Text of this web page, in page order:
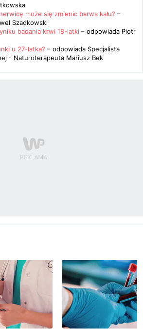
może się zmienic barwa kału? –
Szadkowski
badania krwi 18-latki – odpowiada Piotr
u 27-latka? – odpowiada Specjalista
- Naturoterapeuta Mariusz Bek